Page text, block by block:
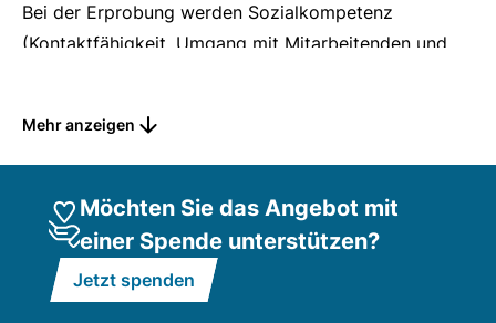
Bei der Erprobung werden Sozialkompetenz
(Kontaktfähigkeit, Umgang mit Mitarbeitenden und
mit Werkzeugen, Handgeschick,
Durchhaltevermögen, Arbeitstempo,
Leistungsbereitschaft, körperliche Belastbarkeit,
Ordnungssinn) sowie Personale Kompetenz
(Ordnungssinn, Durchhaltevermögen, Konzentration,
Zuverlässigkeit) erhoben.
Mehr anzeigen
Möchten Sie das Angebot mit
einer Spende unterstützen?
Jetzt spenden